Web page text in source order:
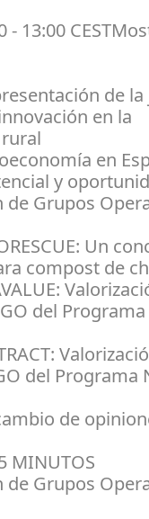
- 13:00
de
en la
en
y
de Grupos
Un
compost de
del
del Programa
de
MINUTOS
de Grupos